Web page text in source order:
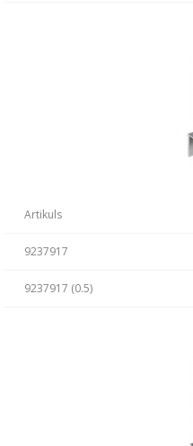
Artikuls
9237917
9237917 (0.5)